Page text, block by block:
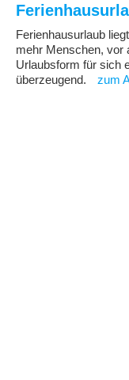
Ferienhausurlaub
mehr Menschen, vor
Urlaubsform für sich
überzeugend.
zum